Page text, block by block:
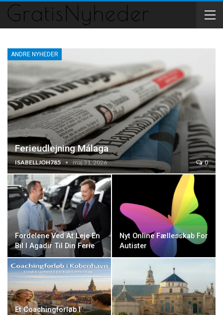
ANDRE NYHEDER
Ferieudlejning Málaga
ISABELLJOH785 maj 31, 2026 0
Fordelene Ved At Leje En
Bil I Agadir Til Din Ferie
Nyt Online Fællesskab For
Autister
Et Coachingforløb I